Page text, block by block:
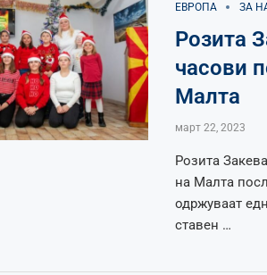
ЕВРОПА
ЗА
Розита
часови
Малта
март 22, 2023
Розита
на Малта
одржуваат
ставен …